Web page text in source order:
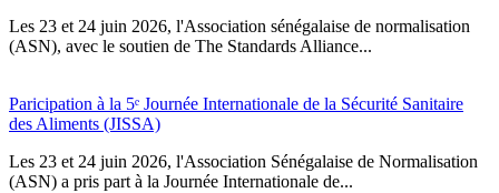
Les 23 et 24 juin 2026, l'Association sénégalaise de normalisation
(ASN), avec le soutien de The Standards Alliance...
Paricipation à la 5ᵉ Journée Internationale de la Sécurité Sanitaire
des Aliments (JISSA)
‎Les 23 et 24 juin 2026, l'Association Sénégalaise de Normalisation
(ASN) a pris part à la Journée Internationale de...